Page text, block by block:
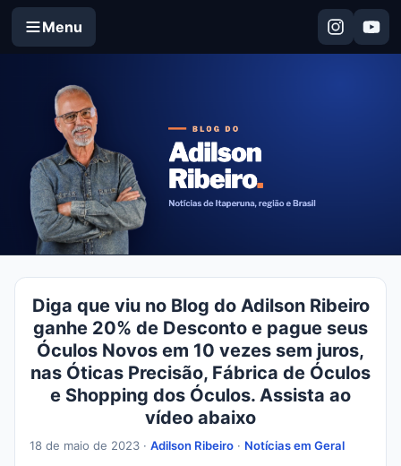
Menu
Diga que viu no Blog do Adilson Ribeiro
ganhe 20% de Desconto e pague seus
Óculos Novos em 10 vezes sem juros,
nas Óticas Precisão, Fábrica de Óculos
e Shopping dos Óculos. Assista ao
vídeo abaixo
18 de maio de 2023 · Adilson Ribeiro · Notícias em Geral